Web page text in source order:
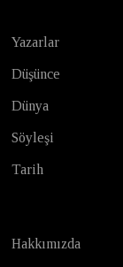
Yazarlar
Düşünce
Dünya
Söyleşi
Tarih
Hakkımızda